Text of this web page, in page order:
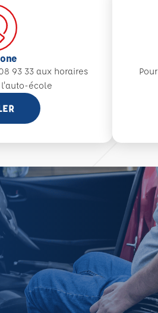
93 33 aux horaires
l'auto-école